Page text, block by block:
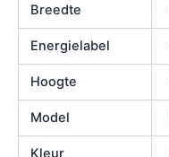
Breedte
Energielabel
Hoogte
Model
Kleur